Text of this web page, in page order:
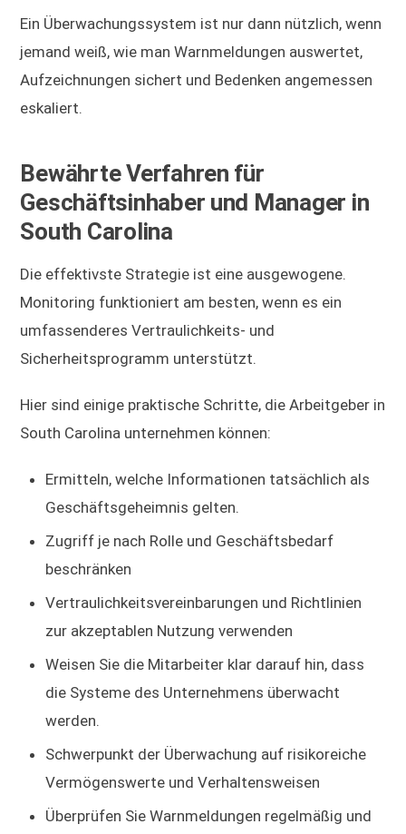
Ein Überwachungssystem ist nur dann nützlich, wenn
jemand weiß, wie man Warnmeldungen auswertet,
Aufzeichnungen sichert und Bedenken angemessen
eskaliert.
Bewährte Verfahren für
Geschäftsinhaber und Manager in
South Carolina
Die effektivste Strategie ist eine ausgewogene.
Monitoring funktioniert am besten, wenn es ein
umfassenderes Vertraulichkeits- und
Sicherheitsprogramm unterstützt.
Hier sind einige praktische Schritte, die Arbeitgeber in
South Carolina unternehmen können:
Ermitteln, welche Informationen tatsächlich als
Geschäftsgeheimnis gelten.
Zugriff je nach Rolle und Geschäftsbedarf
beschränken
Vertraulichkeitsvereinbarungen und Richtlinien
zur akzeptablen Nutzung verwenden
Weisen Sie die Mitarbeiter klar darauf hin, dass
die Systeme des Unternehmens überwacht
werden.
Schwerpunkt der Überwachung auf risikoreiche
Vermögenswerte und Verhaltensweisen
Überprüfen Sie Warnmeldungen regelmäßig und